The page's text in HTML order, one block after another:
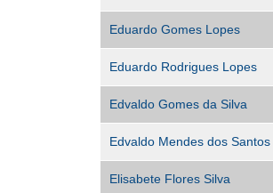
Eduardo Gomes Lopes
Eduardo Rodrigues Lopes
Edvaldo Gomes da Silva
Edvaldo Mendes dos Santos
Elisabete Flores Silva